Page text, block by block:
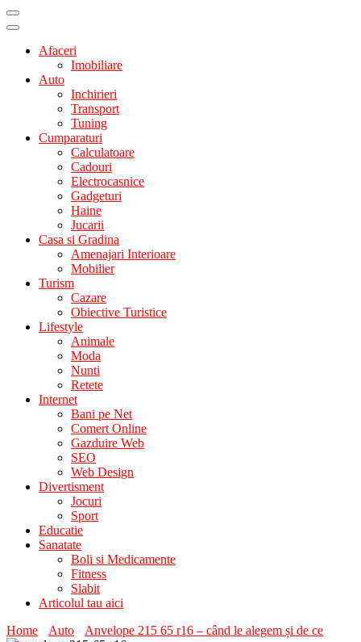
Afaceri
Imobiliare
Auto
Inchirieri
Transport
Tuning
Cumparaturi
Calculatoare
Cadouri
Electrocasnice
Gadgeturi
Haine
Jucarii
Casa si Gradina
Amenajari Interioare
Mobilier
Turism
Cazare
Obiective Turistice
Lifestyle
Animale
Moda
Nunti
Retete
Internet
Bani pe Net
Comert Online
Gazduire Web
SEO
Web Design
Divertisment
Jocuri
Sport
Educatie
Sanatate
Boli si Medicamente
Fitness
Slabit
Articolul tau aici
Home
Auto Anvelope 215 65 r16 – când le alegem și de ce